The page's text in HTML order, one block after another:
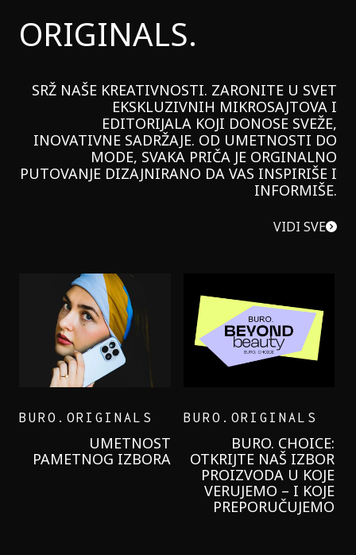
ORIGINALS.
SRŽ NAŠE KREATIVNOSTI. ZARONITE U SVET
EKSKLUZIVNIH MIKROSAJTOVA I
EDITORIJALA KOJI DONOSE SVEŽE,
INOVATIVNE SADRŽAJE. OD UMETNOSTI DO
MODE, SVAKA PRIČA JE ORGINALNO
PUTOVANJE DIZAJNIRANO DA VAS INSPIRIŠE I
INFORMIŠE.
VIDI SVE
GARNIER KREMU I
NIKADA NIŠTA
LAGANIJE NISAM
KORISTILA